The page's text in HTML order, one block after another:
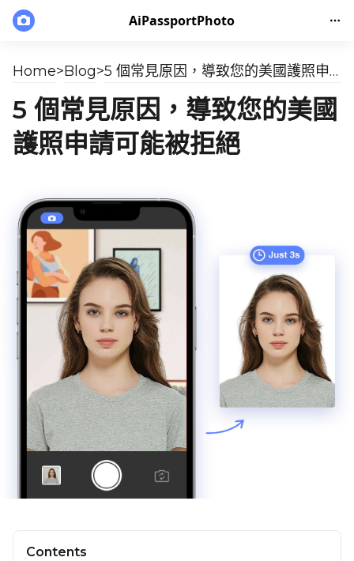
AiPassportPhoto
Home>Blog> 5 個常見原因，導致您的美國護照申請可能被拒絕
5 個常見原因，導致您的美國
護照申請可能被拒絕
Contents